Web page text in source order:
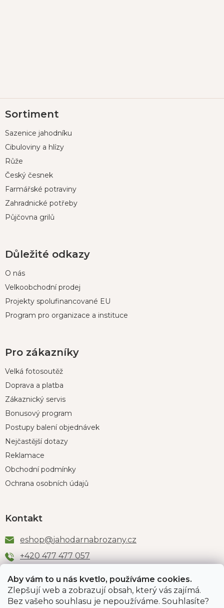
Aby vám to u nás kvetlo, používáme cookies.
Zlepšují web a zobrazují obsah, který vás zajímá.
Bez vašeho souhlasu je nepoužíváme. Souhlasíte?
á
a
Sortiment
Sazenice jahodníku
Cibuloviny a hlízy
Růže
Český česnek
Farmářské potraviny
Zahradnické potřeby
Půjčovna grilů
Důležité odkazy
O nás
Velkoobchodní prodej
Projekty spolufinancované EU
Program pro organizace a instituce
Pro zákazníky
Velká fotosoutěž
Doprava a platba
Zákaznický servis
Bonusový program
Postupy balení objednávek
Nejčastější dotazy
Reklamace
Obchodní podmínky
Ochrana osobních údajů
Kontakt
eshop@jahodarnabrozany.cz
+420 477 477 057
Odběr newsletteru